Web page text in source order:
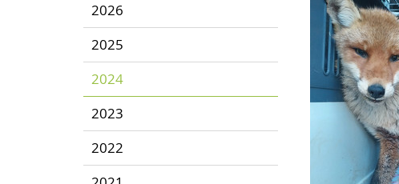
2026
2025
2024
2023
2022